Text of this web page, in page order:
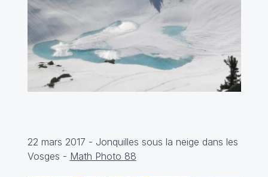
22 mars 2017 - Jonquilles sous la neige dans les
Vosges - Math Photo 88